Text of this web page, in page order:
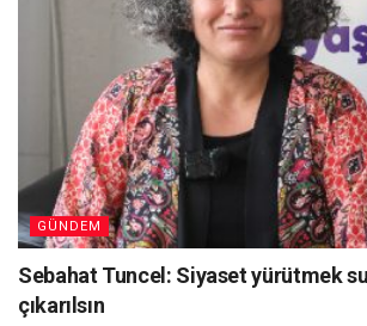
GÜNDEM
Sebahat Tuncel: Siyaset yürütmek
çıkarılsın